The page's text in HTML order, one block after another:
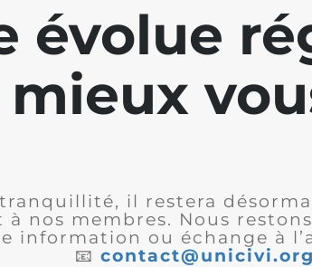
évolue
il restera
nos membres. Nous
information ou échange à
📧 contact@unicivi.org